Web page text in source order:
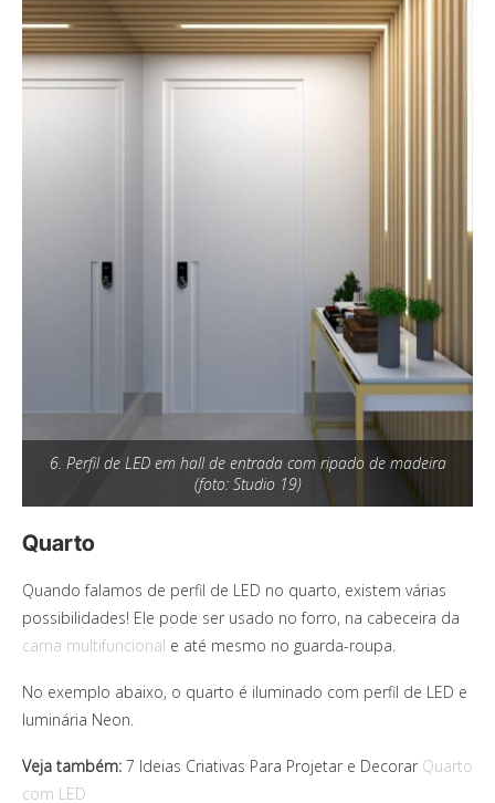
6. Perfil de LED em hall de entrada com ripado de madeira
(foto: Studio 19)
Quarto
Quando falamos de perfil de LED no quarto, existem várias
possibilidades! Ele pode ser usado no forro, na cabeceira da
cama multifuncional e até mesmo no guarda-roupa.
No exemplo abaixo, o quarto é iluminado com perfil de LED e
luminária Neon.
Veja também: 7 Ideias Criativas Para Projetar e Decorar Quarto
com LED